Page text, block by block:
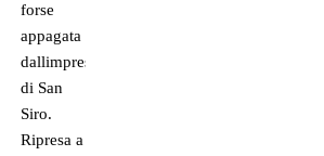
forse
appagata
dallimpresa
di San
Siro.
Ripresa a